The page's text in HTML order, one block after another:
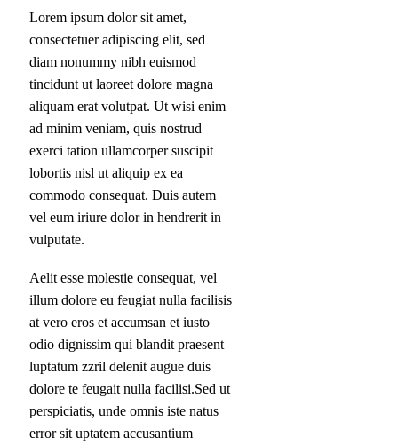
Lorem ipsum dolor sit amet,
consectetuer adipiscing elit, sed
diam nonummy nibh euismod
tincidunt ut laoreet dolore magna
aliquam erat volutpat. Ut wisi enim
ad minim veniam, quis nostrud
exerci tation ullamcorper suscipit
lobortis nisl ut aliquip ex ea
commodo consequat. Duis autem
vel eum iriure dolor in hendrerit in
vulputate.
Aelit esse molestie consequat, vel
illum dolore eu feugiat nulla facilisis
at vero eros et accumsan et iusto
odio dignissim qui blandit praesent
luptatum zzril delenit augue duis
dolore te feugait nulla facilisi.Sed ut
perspiciatis, unde omnis iste natus
error sit uptatem accusantium